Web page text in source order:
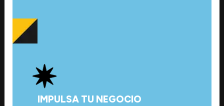
IMPULSA TU NEGOCIO